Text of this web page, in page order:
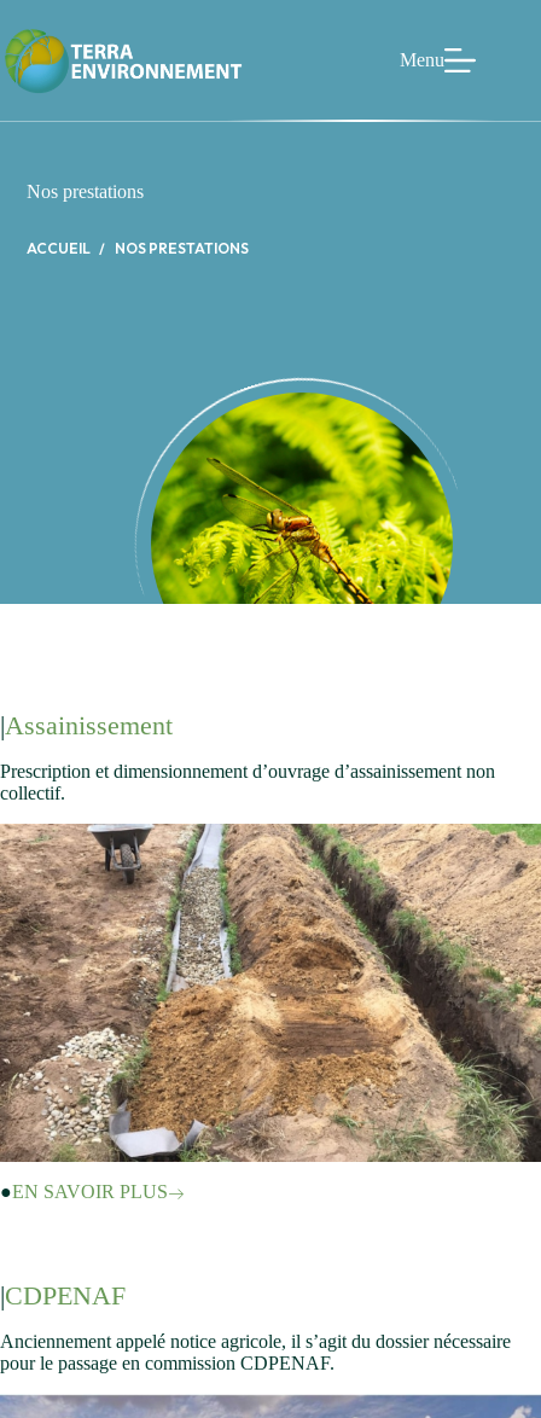
au
contenu
Menu
Nos prestations
ACCUEIL NOS PRESTATIONS
Assainissement
Prescription et dimensionnement d’ouvrage d’assainissement non
collectif.
EN SAVOIR PLUS
CDPENAF
Anciennement appelé notice agricole, il s’agit du dossier nécessaire
pour le passage en commission CDPENAF.